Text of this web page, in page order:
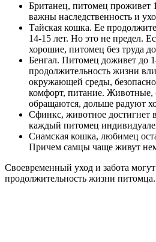
Британец, питомец проживет
важны наследственность и
Тайская кошка. Ее
14-15 лет. Но это не предел.
хорошие, питомец без труда
Бенгал. Питомец доживет до
продолжительность жизни
окружающей среды,
комфорт, питание.
обращаются, дольше радуют
Сфинкс, животное достигнет
каждый питомец
Сиамская кошка, любимец
Причем самцы чаще живут
Своевременный уход и забота
продолжительность жизни питомца.